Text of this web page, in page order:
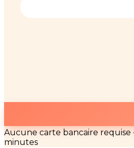
Aucune carte bancaire requise
minutes